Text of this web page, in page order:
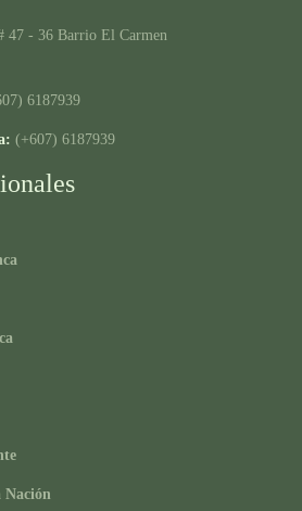
47 - 36 Barrio El Carmen
6187939
(+607) 6187939
Nación